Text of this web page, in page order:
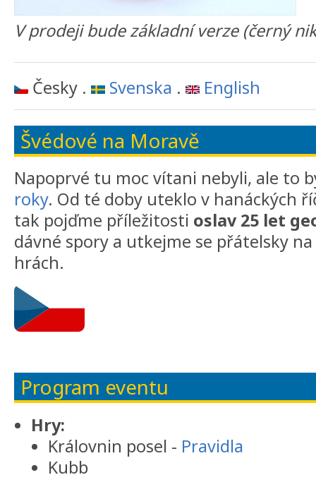
V prodeji bude základní verze (černý
Česky . Svenska . English
Švédové na Moravě
Napoprvé tu moc vítani nebyli, ale to
roky. Od té doby uteklo v hanáckých
tak pojďme příležitosti oslav 25 let
dávné spory a utkejme se přátelsky
hrách.
Program eventu
Hry:
Královnin posel - Pravidla
Kubb